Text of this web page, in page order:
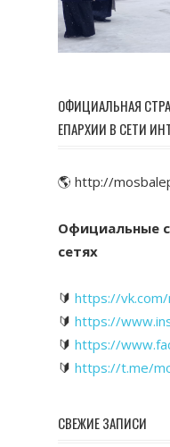
ОФИЦИАЛЬНАЯ
ЕПАРХИИ В СЕТИ
🌎 http://
Официальные
сетях
🔰 https://
🔰 https://
🔰 https://
🔰 https://t.me/
СВЕЖИЕ ЗАПИСИ